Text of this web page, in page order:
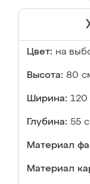
Цвет: на
Высота: 80
Ширина: 120
Глубина: 55
Материал
Материал